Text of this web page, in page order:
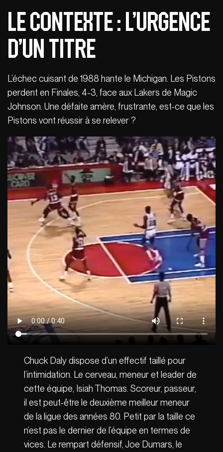
Le Contexte : L’urgence
d’un titre
L’échec cuisant de 1988 hante le Michigan. Les Pistons
perdent en Finales, 4-3, face aux Lakers de Magic
Johnson. Une défaite amère, frustrante, est-ce que les
Pistons vont réussir à se relever ?
Chuck Daly dispose d’un effectif taillé pour
l’intimidation. Le cerveau, meneur et leader de
cette équipe, Isiah Thomas. Scoreur, passeur,
il est peut-être le deuxième meilleur meneur
de la ligue des années 80. Petit par la taille ce
n’est pas le dernier de l’équipe en termes de
vices. Le rempart défensif, Joe Dumars, le